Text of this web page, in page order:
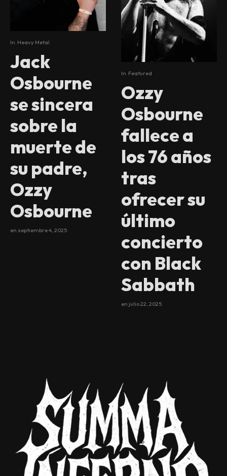
In Heavy Metal
Jack
Osbourne
se sincera
sobre la
muerte de
su padre,
Ozzy
Osbourne
en septiembre 4, 2025
In Featured
Ozzy
Osbourne
fallece a
los 76 años
tras
ofrecer su
último
concierto
con Black
Sabbath
en julio 22, 2025